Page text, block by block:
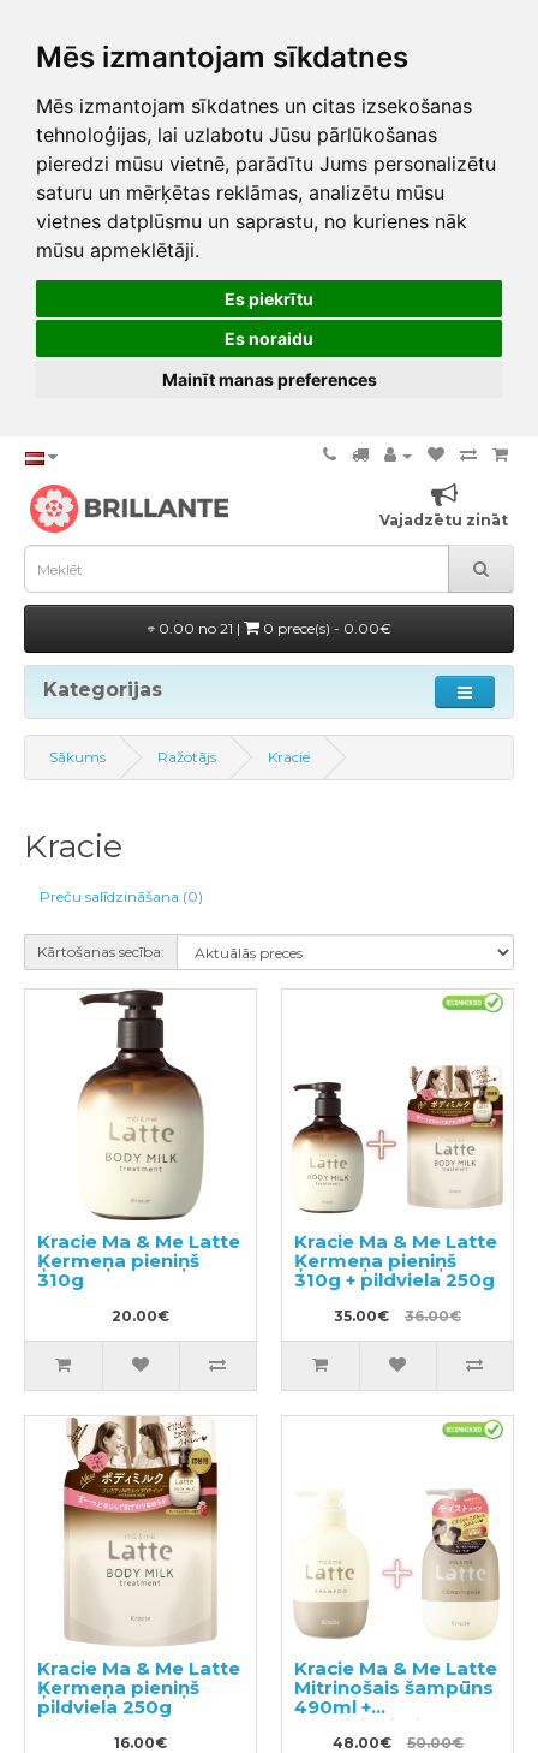
Mēs izmantojam sīkdatnes
Mēs izmantojam sīkdatnes un citas izsekošanas
tehnoloģijas, lai uzlabotu Jūsu pārlūkošanas
pieredzi mūsu vietnē, parādītu Jums personalizētu
saturu un mērķētas reklāmas, analizētu mūsu
vietnes datplūsmu un saprastu, no kurienes nāk
mūsu apmeklētāji.
Es piekrītu
Es noraidu
Mainīt manas preferences
Vajadzētu zināt
0.00 no 21 | 0 prece(s) - 0.00€
Kategorijas
Sākums Ražotājs Kracie
Kracie
Preču salīdzināšana (0)
Kārtošanas secība:
Kracie Ma & Me Latte
Ķermeņa pieniņš
310g
20.00€
Kracie Ma & Me Latte
Ķermeņa pieniņš
310g + pildviela 250g
35.00€ 36.00€
Kracie Ma & Me Latte
Ķermeņa pieniņš
pildviela 250g
16.00€
Kracie Ma & Me Latte
Mitrinošais šampūns
490ml +
kondicionieris 490g
48.00€ 50.00€